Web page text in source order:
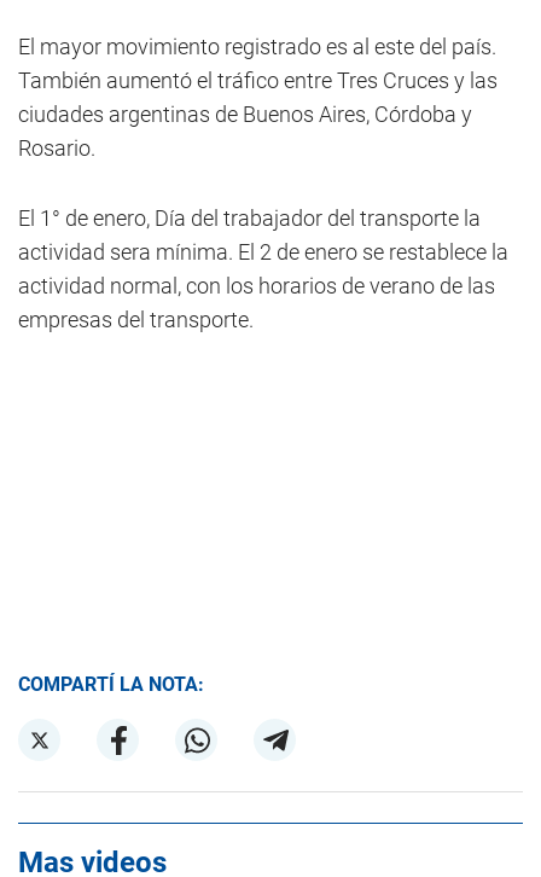
El mayor movimiento registrado es al este del país.
También aumentó el tráfico entre Tres Cruces y las
ciudades argentinas de Buenos Aires, Córdoba y
Rosario.
El 1° de enero, Día del trabajador del transporte la
actividad sera mínima. El 2 de enero se restablece la
actividad normal, con los horarios de verano de las
empresas del transporte.
COMPARTÍ LA NOTA:
Mas videos